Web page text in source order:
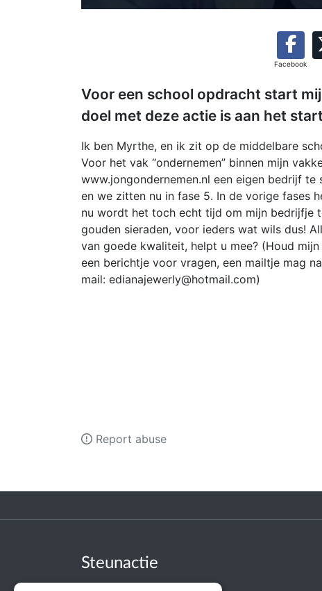
Facebook
Voor een school opdracht start
doel met deze actie is aan het
Ik ben Myrthe, en ik zit op de middelbare
Voor het vak “ondernemen” binnen mijn
www.jongondernemen.nl een eigen bedrijf
en we zitten nu in fase 5. In de vorige fases
nu wordt het toch echt tijd om mijn bedrijfje
gouden sieraden, voor ieders wat wils dus!
van goede kwaliteit, helpt u mee? (Houd
een berichtje voor vragen, een mailtje mag
mail: edianajewerly@hotmail.com)
Report abuse
Steunactie